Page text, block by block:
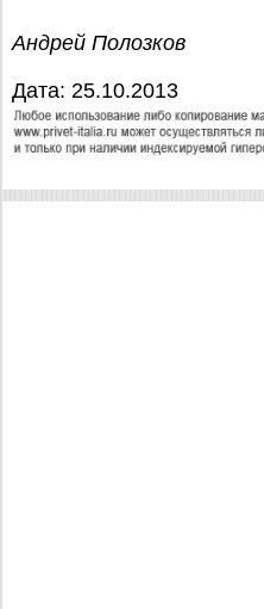
Андрей Полозков
Дата: 25.10.2013